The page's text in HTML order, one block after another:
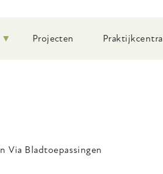
Projecten Praktijkcentra
Via Bladtoepassingen